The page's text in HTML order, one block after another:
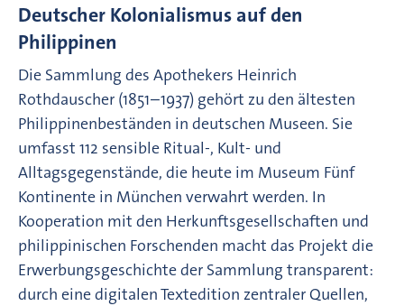
Deutscher Kolonialismus auf den
Philippinen
Die Sammlung des Apothekers Heinrich
Rothdauscher (1851–1937) gehört zu den ältesten
Philippinenbeständen in deutschen Museen. Sie
umfasst 112 sensible Ritual-, Kult- und
Alltagsgegenstände, die heute im Museum Fünf
Kontinente in München verwahrt werden. In
Kooperation mit den Herkunftsgesellschaften und
philippinischen Forschenden macht das Projekt die
Erwerbungsgeschichte der Sammlung transparent:
durch eine digitalen Textedition zentraler Quellen,